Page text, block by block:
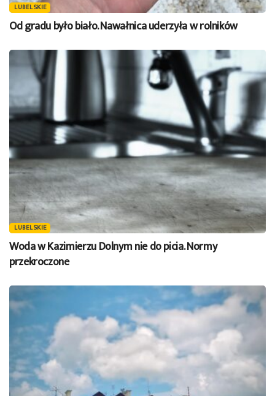
LUBELSKIE
Od gradu było biało. Nawałnica uderzyła w rolników
LUBELSKIE
Woda w Kazimierzu Dolnym nie do picia. Normy
przekroczone